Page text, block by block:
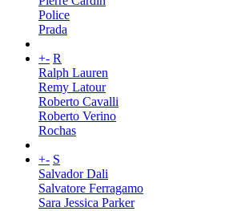
Police
Prada
+- R
Ralph Lauren
Remy Latour
Roberto Cavalli
Roberto Verino
Rochas
+- S
Salvador Dali
Salvatore Ferragamo
Sara Jessica Parker